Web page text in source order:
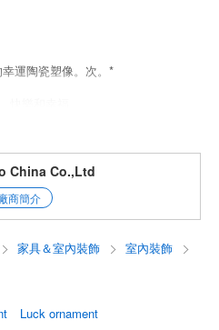
運陶瓷塑像。次。*
創造一個有趣的好運和吉祥的氛
快樂和幸福。
、紀念品和紀念日的禮物。
售效果。
China Co.,Ltd
商簡介
家具＆室內裝飾
室內裝飾
Luck ornament